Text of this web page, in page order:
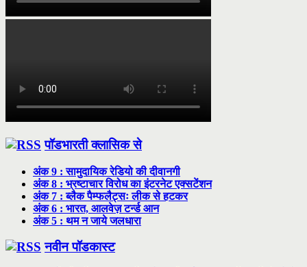
पॉडभारती क्लासिक से
अंक 9 : सामुदायिक रेडियो की दीवानगी
अंक 8 : भ्रष्टाचार विरोध का इंटरनेट एक्सटेंशन
अंक 7 : ब्लैक पैम्फलैट्सः लीक से हटकर
अंक 6 : भारत, आलवेज़ टर्न्ड आन
अंक 5 : थम न जाये जलधारा
नवीन पॉडकास्ट